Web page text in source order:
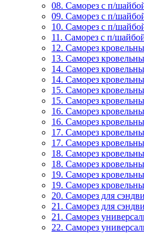
08. Саморез с п/
09. Саморез с п/
10. Саморез с п/
11. Саморез с п/
12. Саморез
13. Саморез
14. Саморез
14. Саморез
15. Саморез
15. Саморез
16. Саморез
16. Саморез
17. Саморез
17. Саморез
18. Саморез
18. Саморез
19. Саморез
19. Саморез
20. Саморез для
21. Саморез для
21. Саморез
22. Саморез